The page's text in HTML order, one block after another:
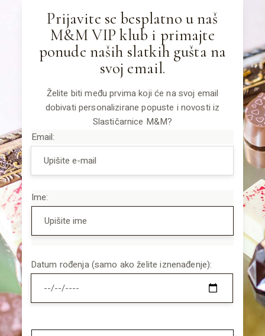
Prijavite se besplatno u naš
M&M VIP klub i primajte
ponude naših slatkih gušta na
svoj email.
Želite biti među prvima koji će na svoj email
dobivati personalizirane popuste i novosti iz
Slastičarnice M&M?
Email:
Ime:
Datum rođenja (samo ako želite iznenađenje):